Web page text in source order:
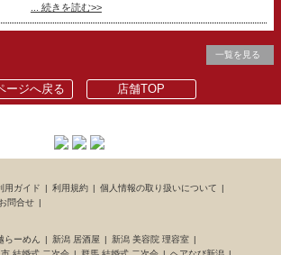
... 続きを読む>>
一覧を見る
ージへ戻る 店舗TOP
用ガイド 利用規約
個人情報の取り扱いについて
お問合せ
らーめん 新潟 居酒屋
新潟 美容院 理容室